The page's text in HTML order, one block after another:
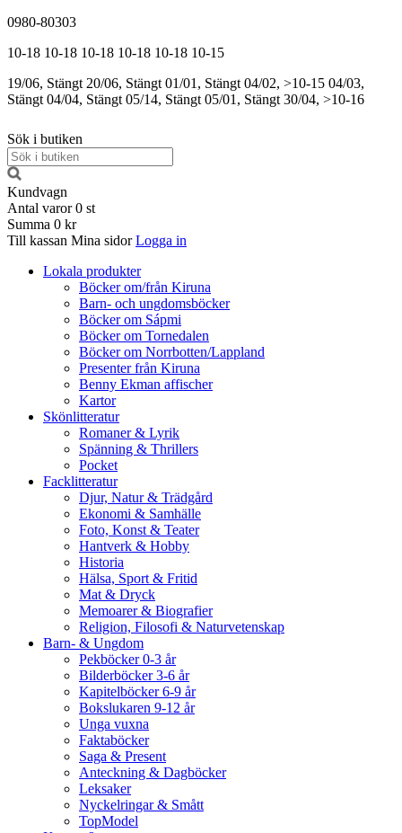
0980-80303
10-18 10-18 10-18 10-18 10-18 10-15
19/06, Stängt 20/06, Stängt 01/01, Stängt 04/02, >10-15 04/03,
Stängt 04/04, Stängt 05/14, Stängt 05/01, Stängt 30/04, >10-16
Sök i butiken
Kundvagn
Antal varor 0 st
Summa 0 kr
Till kassan Mina sidor Logga in
Lokala produkter
Böcker om/från Kiruna
Barn- och ungdomsböcker
Böcker om Sápmi
Böcker om Tornedalen
Böcker om Norrbotten/Lappland
Presenter från Kiruna
Benny Ekman affischer
Kartor
Skönlitteratur
Romaner & Lyrik
Spänning & Thrillers
Pocket
Facklitteratur
Djur, Natur & Trädgård
Ekonomi & Samhälle
Foto, Konst & Teater
Hantverk & Hobby
Historia
Hälsa, Sport & Fritid
Mat & Dryck
Memoarer & Biografier
Religion, Filosofi & Naturvetenskap
Barn- & Ungdom
Pekböcker 0-3 år
Bilderböcker 3-6 år
Kapitelböcker 6-9 år
Bokslukaren 9-12 år
Unga vuxna
Faktaböcker
Saga & Present
Anteckning & Dagböcker
Leksaker
Nyckelringar & Smått
TopModel